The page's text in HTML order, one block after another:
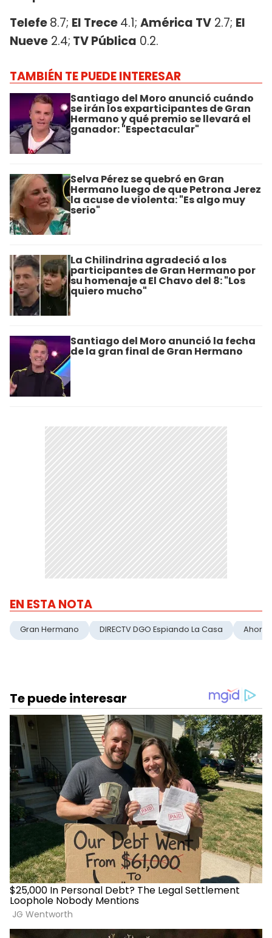
Telefe8.7; El Trece4.1; América TV 2.7; El
Nueve 2.4; TV Pública 0.2.
TAMBIÉN TE PUEDE INTERESAR
Santiago del Moro anunció cuándo
se irán los exparticipantes de Gran
Hermano y qué premio se llevará el
ganador: "Espectacular"
Selva Pérez se quebró en Gran
Hermano luego de que Petrona Jerez
la acuse de violenta: "Es algo muy
serio"
La Chilindrina agradeció a los
participantes de Gran Hermano por
su homenaje a El Chavo del 8: "Los
quiero mucho"
Santiago del Moro anunció la fecha
de la gran final de Gran Hermano
EN ESTA NOTA
Gran Hermano DIRECTV DGO Espiando La Casa Ahora